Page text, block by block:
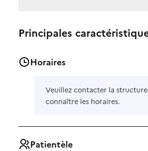
Principales
Horaires
Veuillez contacter la
connaître les horaires.
Patientèle